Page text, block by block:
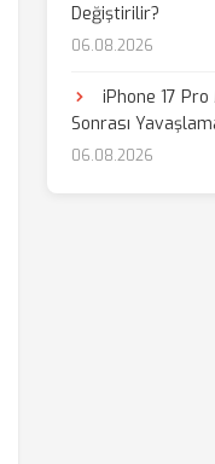
Değiştirilir?
06.08.2026
iPhone 17
Sonrası
06.08.2026